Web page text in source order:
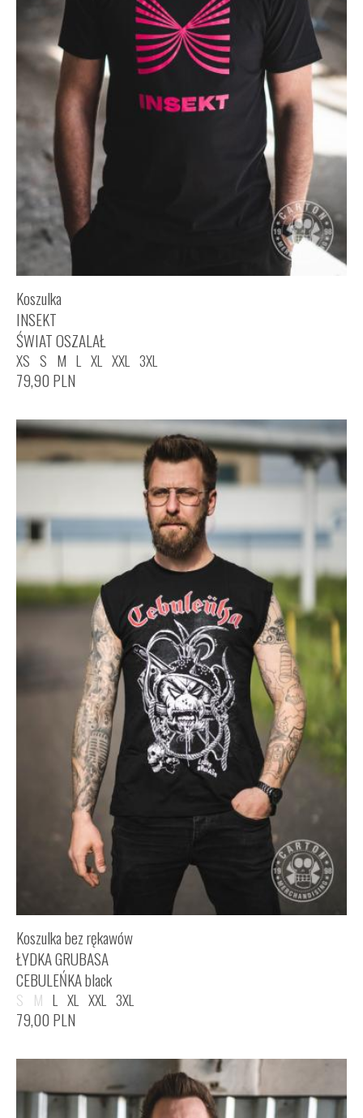
Koszulka
INSEKT
ŚWIAT OSZALAŁ
XS S M L XL XXL 3XL
79,90 PLN
Koszulka bez rękawów
ŁYDKA GRUBASA
CEBULEŃKA black
S M L XL XXL 3XL
79,00 PLN